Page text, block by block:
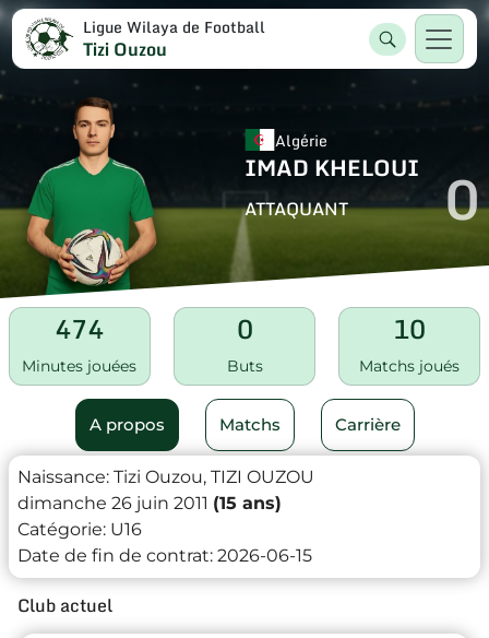
Ligue Wilaya de Football
Tizi Ouzou
Algérie
IMAD KHELOUI
ATTAQUANT 0
474
Minutes jouées
0
Buts
10
Matchs joués
A propos Matchs Carrière
Naissance: Tizi Ouzou, TIZI OUZOU
dimanche 26 juin 2011 (15 ans)
Catégorie: U16
Date de fin de contrat: 2026-06-15
Club actuel